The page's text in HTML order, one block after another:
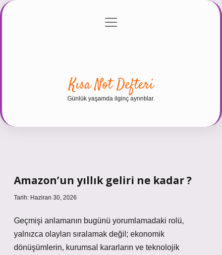
Gizlilik Politikası
menüyü
Kısa Not Defteri
Günlük yaşamda ilginç ayrıntılar.
Amazon’un yıllık geliri ne kadar ?
Tarih: Haziran 30, 2026
Geçmişi anlamanın bugünü yorumlamadaki rolü,
yalnızca olayları sıralamak değil; ekonomik
dönüşümlerin, kurumsal kararların ve teknolojik